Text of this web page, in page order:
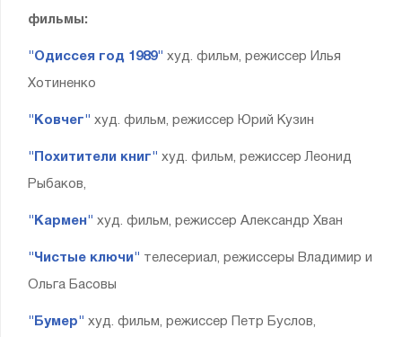
фильмы:
"Одиссея год 1989" худ. фильм, режиссер Илья
Хотиненко
"Ковчег" худ. фильм, режиссер Юрий Кузин
"Похитители книг" худ. фильм, режиссер Леонид
Рыбаков,
"Кармен" худ. фильм, режиссер Александр Хван
"Чистые ключи" телесериал, режиссеры Владимир и
Ольга Басовы
"Бумер" худ. фильм, режиссер Петр Буслов,